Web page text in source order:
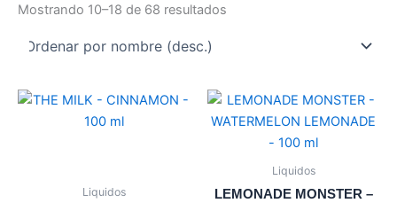
Mostrando 10–18 de 68 resultados
Liquidos
Este
producto
variantes.
Liquidos
LEMONADE MONSTER –
Este
producto
tiene
múltiples